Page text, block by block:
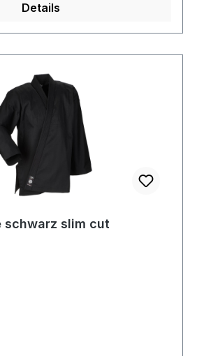
Details
schwarz slim cut